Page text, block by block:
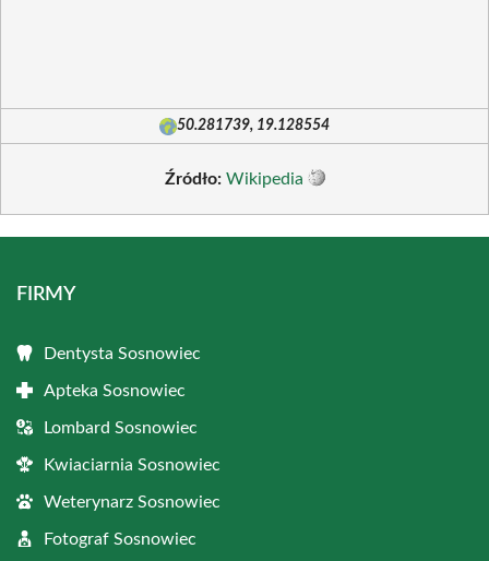
50.281739, 19.128554
Źródło: Wikipedia
FIRMY
Dentysta Sosnowiec
Apteka Sosnowiec
Lombard Sosnowiec
Kwiaciarnia Sosnowiec
Weterynarz Sosnowiec
Fotograf Sosnowiec